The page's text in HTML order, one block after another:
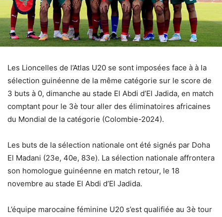
Les Lioncelles de l’Atlas U20 se sont imposées face à à la
sélection guinéenne de la même catégorie sur le score de
3 buts à 0, dimanche au stade El Abdi d’El Jadida, en match
comptant pour le 3è tour aller des éliminatoires africaines
du Mondial de la catégorie (Colombie-2024).
Les buts de la sélection nationale ont été signés par Doha
El Madani (23e, 40e, 83e). La sélection nationale affrontera
son homologue guinéenne en match retour, le 18
novembre au stade El Abdi d’El Jadida.
L’équipe marocaine féminine U20 s’est qualifiée au 3è tour